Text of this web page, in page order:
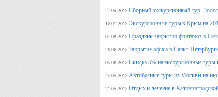
27.05.2019 Сборный экскурсионный тур
10.01.2019 Экскурсионные туры в Крым на
07.08.2018 Праздник закрытия фонтанов в
28.06.2018 Закрытие офиса в Санкт-
05.06.2018 Скидка 5% на экскурсионные
25.05.2018 Автобусные туры из Москвы на
21.05.2018 Отдых и лечение в